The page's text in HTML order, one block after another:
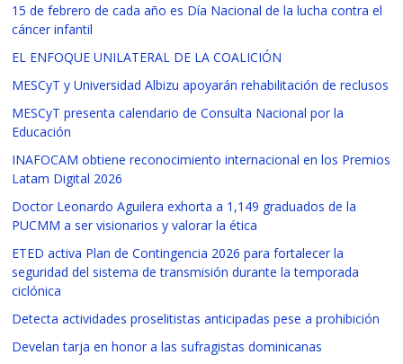
15 de febrero de cada año es Día Nacional de la lucha contra el
cáncer infantil
EL ENFOQUE UNILATERAL DE LA COALICIÓN
MESCyT y Universidad Albizu apoyarán rehabilitación de reclusos
MESCyT presenta calendario de Consulta Nacional por la
Educación
INAFOCAM obtiene reconocimiento internacional en los Premios
Latam Digital 2026
Doctor Leonardo Aguilera exhorta a 1,149 graduados de la
PUCMM a ser visionarios y valorar la ética
ETED activa Plan de Contingencia 2026 para fortalecer la
seguridad del sistema de transmisión durante la temporada
ciclónica
Detecta actividades proselitistas anticipadas pese a prohibición
Develan tarja en honor a las sufragistas dominicanas